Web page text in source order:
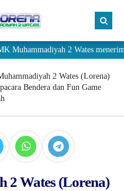
2 Wates menerima
2 Wates (Lorena)
Bendera dan Fun Game
2 Wates (Lorena)